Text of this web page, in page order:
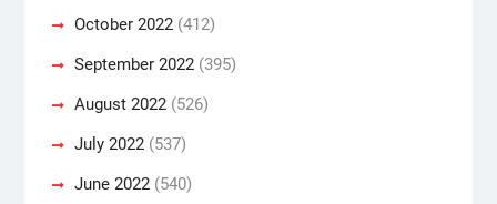
October 2022(412)
September 2022(395)
August 2022(526)
July 2022(537)
June 2022(540)